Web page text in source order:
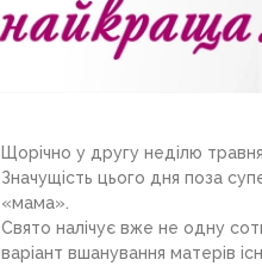
Щорічно у другу неділю
Значущість цього дня поза
«мама».
Свято налічує вже не одну
варіант вшанування матерів